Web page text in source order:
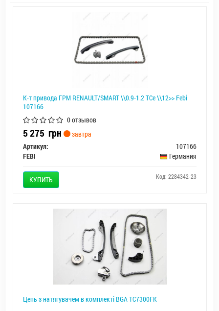
К-т привода ГРМ RENAULT/SMART \\0.9-1.2 TCe \\12>> Febi
107166
0 отзывов
5 275 грн
завтра
Артикул:
107166
FEBI
Германия
КУПИТЬ Код: 2284342-23
Цепь з натягувачем в комплекті BGA TC7300FK